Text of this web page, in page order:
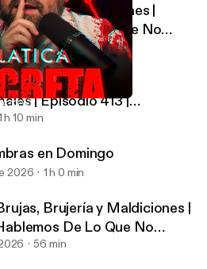
13 🤫
QUE NO EXISTE
y Maldiciones |
De Lo Que No
| Episodio 413 |
Que No Existe
h 10 min
en Domingo
2026 1 h 0 min
Brujería y Maldiciones |
De Lo Que No
56 min